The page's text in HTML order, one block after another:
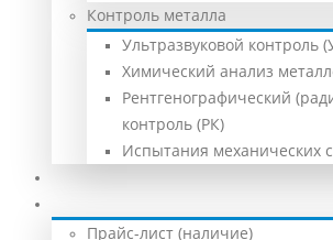
Контроль металла
Ультразвуковой контроль
Химический анализ
Рентгенографический
контроль (РК)
Испытания механических
Прайс-лист (наличие)